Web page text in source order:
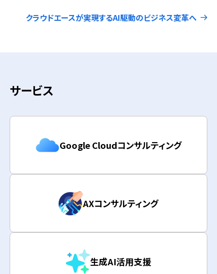
クラウドエースが実現するAI駆動のビジネス変革へ
サービス
Google Cloudコンサルティング
AXコンサルティング
生成AI活用支援